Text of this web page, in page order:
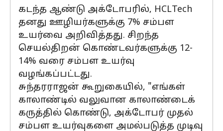
கடந்த ஆண்டு அக்டோபரில், HCLTech
தனது ஊழியர்களுக்கு 7% சம்பள
உயர்வை அறிவித்தது. சிறந்த
செயல்திறன் கொண்டவர்களுக்கு 12-
14% வரை சம்பள உயர்வு
வழங்கப்பட்டது.
சுந்தரராஜன் கூறுகையில், "எங்கள்
காலாண்டில் வலுவான காலாண்டைக்
கருத்தில் கொண்டு, அக்டோபர் முதல்
சம்பள உயர்வுகளை அமல்படுத்த முடிவு